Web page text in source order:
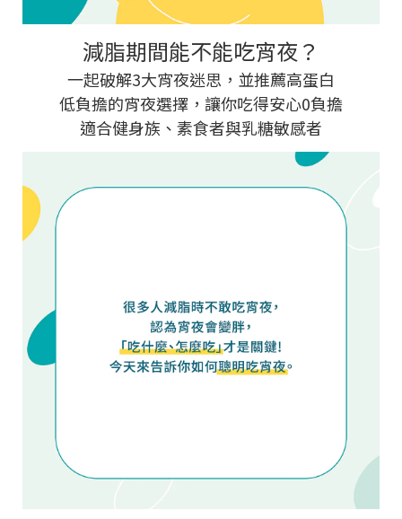
減脂期間能不能吃宵夜？
一起破解3大宵夜迷思，並推薦高蛋白
低負擔的宵夜選擇，讓你吃得安心0負擔
適合健身族、素食者與乳糖敏感者